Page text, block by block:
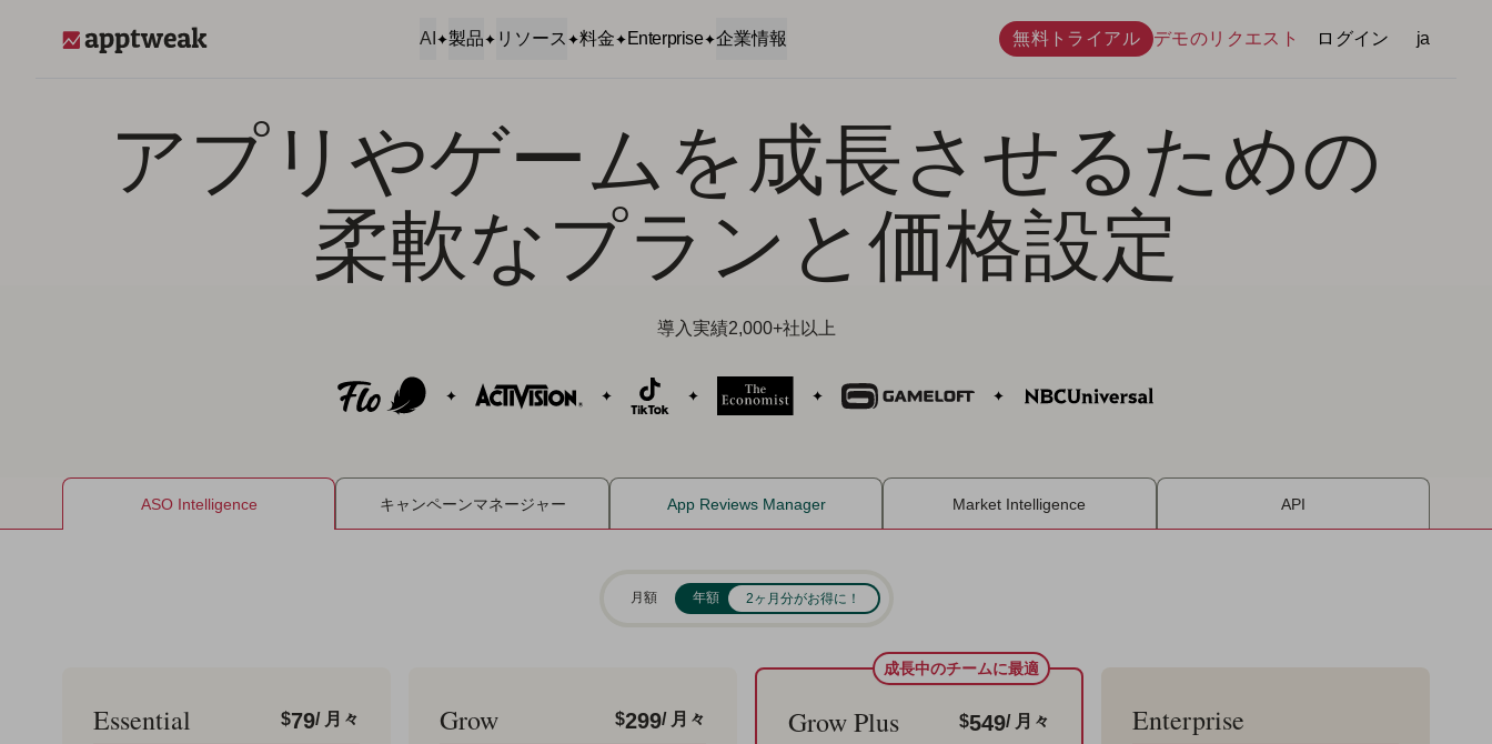
AI 製品 リソース 料金 Enterprise 企業情報 無料トライアル デモのリクエスト ログイン 言語
ja
アプリやゲームを成長させるための
柔軟なプランと価格設定
導入実績2,000+社以上
ASO Intelligence キャンペーンマネージャー App Reviews Manager Market Intelligence API
月額 年額 2ヶ月分がお得に！
Essential $79/ 月々 Grow $299/ 月々
成長中のチームに最適
Grow Plus $549/ 月々 Enterprise